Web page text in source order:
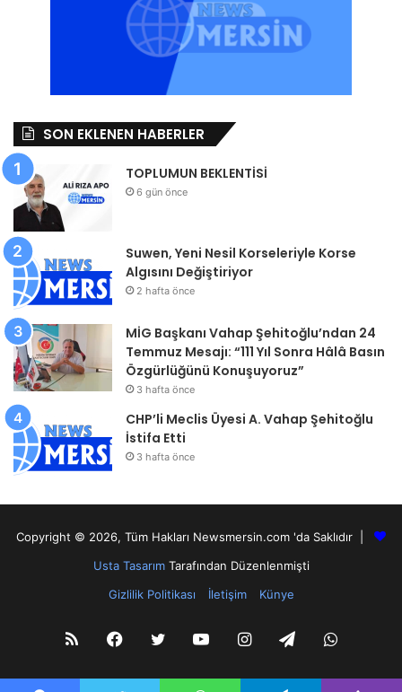
SON EKLENEN HABERLER
TOPLUMUN BEKLENTİSİ
6 gün önce
Suwen, Yeni Nesil Korseleriyle Korse
Algısını Değiştiriyor
2 hafta önce
MİG Başkanı Vahap Şehitoğlu’ndan 24
Temmuz Mesajı: “111 Yıl Sonra Hâlâ Basın
Özgürlüğünü Konuşuyoruz”
3 hafta önce
CHP’li Meclis Üyesi A. Vahap Şehitoğlu
İstifa Etti
3 hafta önce
Copyright © 2026, Tüm Hakları Newsmersin.com 'da Saklıdır |
Usta TasarımTarafından Düzenlenmişti
Gizlilik Politikası
İletişim Künye
RSS Facebook
TwitterYouTubeInstagram
Telegram